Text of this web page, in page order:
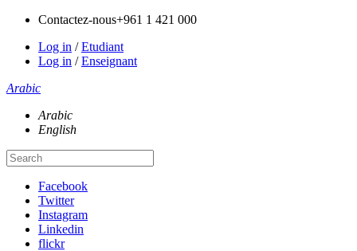
Contactez-nous+961 1 421 000
Log in /Etudiant
Log in /Enseignant
Arabic
Arabic
English
Facebook
Twitter
Instagram
Linkedin
flickr